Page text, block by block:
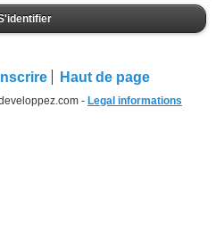
Haut de page
- Legal informations